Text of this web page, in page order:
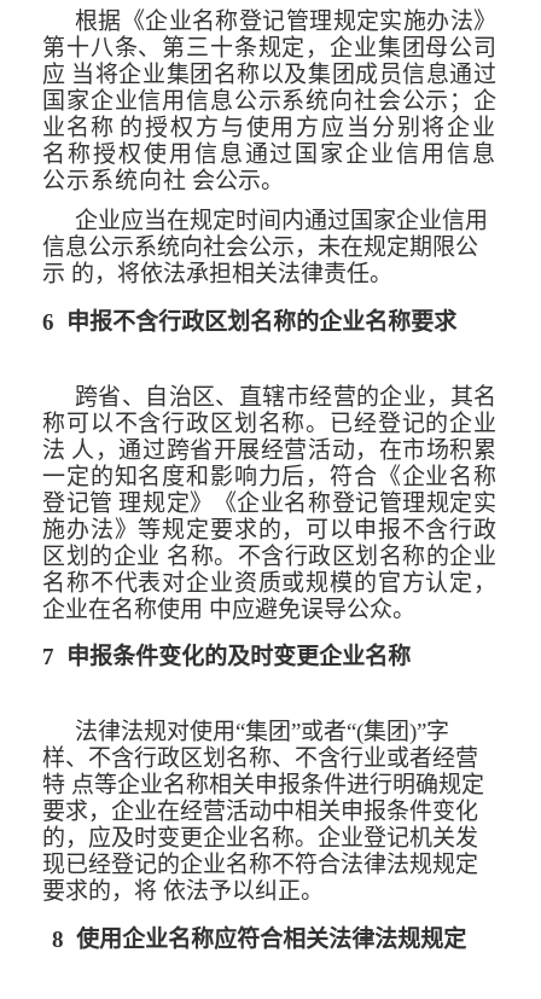
根据《企业名称登记管理规定实施办法》
第十八条、第三十条规定，企业集团母公司
应 当将企业集团名称以及集团成员信息通过
国家企业信用信息公示系统向社会公示；企
业名称 的授权方与使用方应当分别将企业
名称授权使用信息通过国家企业信用信息
公示系统向社 会公示。
企业应当在规定时间内通过国家企业信用
信息公示系统向社会公示，未在规定期限公
示 的，将依法承担相关法律责任。
6
申报不含行政区划名称的企业名称要求
跨省、自治区、直辖市经营的企业，其名
称可以不含行政区划名称。已经登记的企业
法 人，通过跨省开展经营活动，在市场积累
一定的知名度和影响力后，符合《企业名称
登记管 理规定》《企业名称登记管理规定实
施办法》等规定要求的，可以申报不含行政
区划的企业 名称。不含行政区划名称的企业
名称不代表对企业资质或规模的官方认定，
企业在名称使用 中应避免误导公众。
7
申报条件变化的及时变更企业名称
法律法规对使用“集团”或者“(集团)”字
样、不含行政区划名称、不含行业或者经营
特 点等企业名称相关申报条件进行明确规定
要求，企业在经营活动中相关申报条件变化
的，应及时变更企业名称。企业登记机关发
现已经登记的企业名称不符合法律法规规定
要求的，将 依法予以纠正。
8 使用企业名称应符合相关法律法规规定